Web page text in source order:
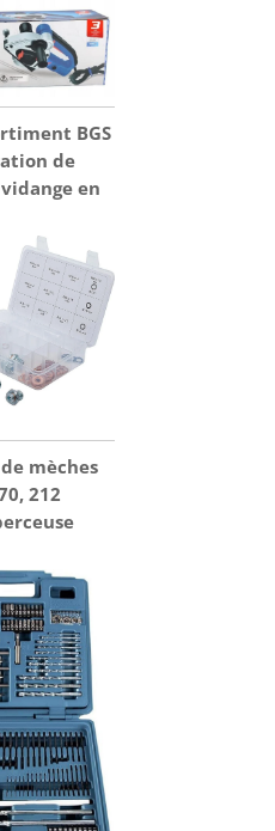
BGS
de
en
mèches
212